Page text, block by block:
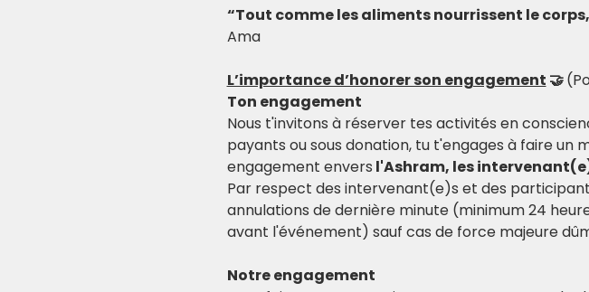
“Tout comme les aliments nourrissent le
Ama
L’importance d’honorer son engagement 🤝
Ton engagement
Nous t'invitons à réserver tes activités en
payants ou sous donation, tu t'engages à faire un
engagement envers l'Ashram, les
Par respect des intervenant(e)s et des
annulations de dernière minute (minimum 24
avant l'événement) sauf cas de force majeure
Notre engagement